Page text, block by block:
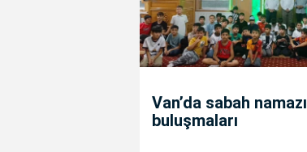
Van’da sabah namazı
buluşmaları